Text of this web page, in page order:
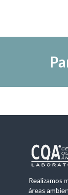
Realizamos
áreas